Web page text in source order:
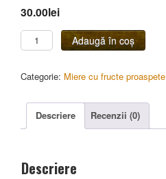
30.00lei
Cantitate
Miere
330g
Adaugă în coș
Categorie: Miere cu fructe proaspete
Descriere Recenzii (0)
Descriere